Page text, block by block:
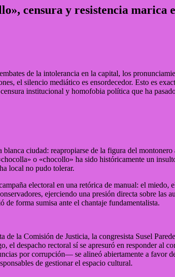
censura y resistencia marica
de la intolerancia en la capital, los
el silencio mediático es ensordecedor. Esto es
institucional y homofobia política que ha
ciudad: reapropiarse de la figura del
o «chocollo» ha sido históricamente un
local no pudo tolerar.
electoral en una retórica de manual: el
ejerciendo una presión directa sobre las
forma sumisa ante el chantaje fundamentalista.
la Comisión de Justicia, la congresista Susel
despacho rectoral sí se apresuró en responder al
por corrupción— se alineó abiertamente a favor
de gestionar el espacio cultural.